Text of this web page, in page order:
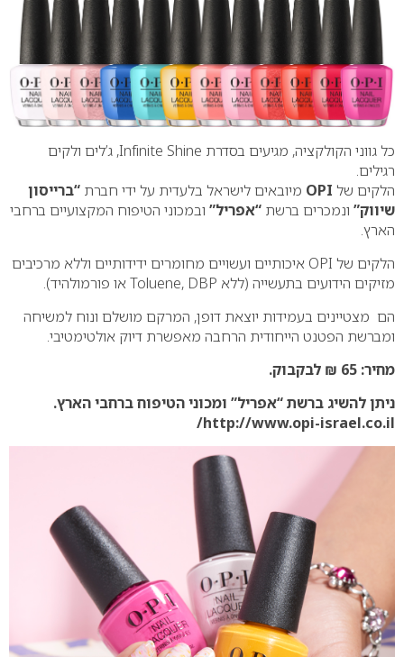
כל גווני הקולקציה, מגיעים בסדרת Infinite Shine, ג’לים ולקים
רגילים.
הלקים של OPI מיובאים לישראל בלעדית על ידי חברת “ברייסון
שיווק” ונמכרים ברשת “אפריל” ובמכוני הטיפוח המקצועיים ברחבי
הארץ.
הלקים של OPI איכותיים ועשויים מחומרים ידידותיים וללא מרכיבים
מזיקים הידועים בתעשייה (ללא Toluene, DBP או פורמולהיד).
הם מצטיינים בעמידות יוצאת דופן, המרקם מושלם ונוח למשיחה
ומברשת הפטנט הייחודית הרחבה מאפשרת דיוק אולטימטיבי.
מחיר: 65 ₪ לבקבוק.
ניתן להשיג ברשת “אפריל” ומכוני הטיפוח ברחבי הארץ.
http://www.opi-israel.co.il/